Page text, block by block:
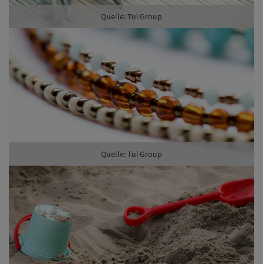
Quelle: Tui Group
Quelle: Tui Group